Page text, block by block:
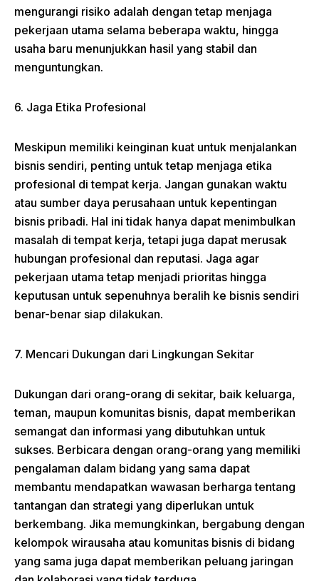
mengurangi risiko adalah dengan tetap menjaga
pekerjaan utama selama beberapa waktu, hingga
usaha baru menunjukkan hasil yang stabil dan
menguntungkan.
6. Jaga Etika Profesional
Meskipun memiliki keinginan kuat untuk menjalankan
bisnis sendiri, penting untuk tetap menjaga etika
profesional di tempat kerja. Jangan gunakan waktu
atau sumber daya perusahaan untuk kepentingan
bisnis pribadi. Hal ini tidak hanya dapat menimbulkan
masalah di tempat kerja, tetapi juga dapat merusak
hubungan profesional dan reputasi. Jaga agar
pekerjaan utama tetap menjadi prioritas hingga
keputusan untuk sepenuhnya beralih ke bisnis sendiri
benar-benar siap dilakukan.
7. Mencari Dukungan dari Lingkungan Sekitar
Dukungan dari orang-orang di sekitar, baik keluarga,
teman, maupun komunitas bisnis, dapat memberikan
semangat dan informasi yang dibutuhkan untuk
sukses. Berbicara dengan orang-orang yang memiliki
pengalaman dalam bidang yang sama dapat
membantu mendapatkan wawasan berharga tentang
tantangan dan strategi yang diperlukan untuk
berkembang. Jika memungkinkan, bergabung dengan
kelompok wirausaha atau komunitas bisnis di bidang
yang sama juga dapat memberikan peluang jaringan